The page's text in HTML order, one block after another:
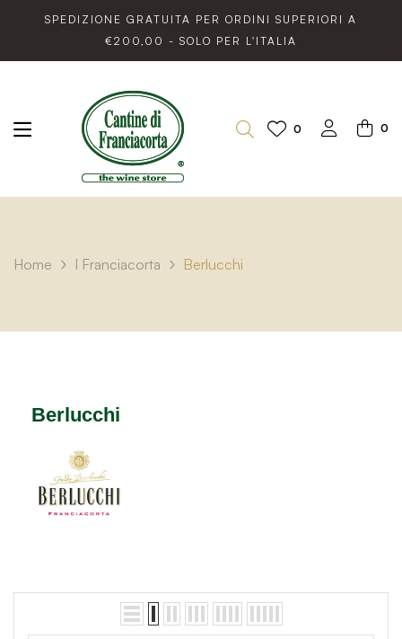
SPEDIZIONE GRATUITA PER ORDINI SUPERIORI A
€200,00 - SOLO PER L'ITALIA
0 0
Home I Franciacorta Berlucchi
Berlucchi